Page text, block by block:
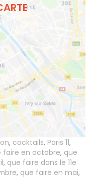
, cocktails, Paris 11,
faire en octobre, que
, que faire dans le 11e
, que faire en mai,